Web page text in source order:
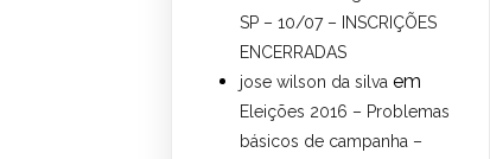
SP – 10/07 – INSCRIÇÕES
ENCERRADAS
jose wilson da silva em
Eleições 2016 – Problemas
básicos de campanha –